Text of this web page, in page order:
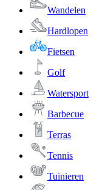
Wandelen
Hardlopen
Fietsen
Golf
Watersport
Barbecue
Terras
Tennis
Tuinieren